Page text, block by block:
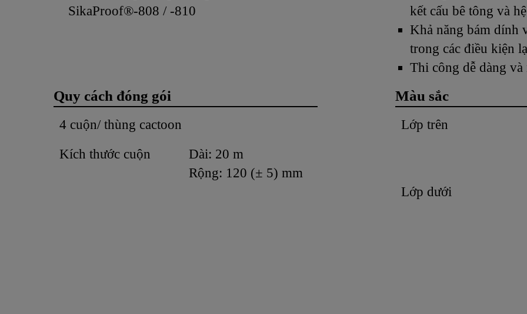
SikaProof®-808 / -810
kết cấu bê tông và
Khả năng bám dính
trong các điều kiện
Thi công dễ dàng
Quy cách đóng gói
4 cuộn/ thùng cactoon
Kích thước cuộn
Dài: 20 m
Rộng: 120 (± 5) mm
Màu sắc
Lớp trên
Lớp dưới